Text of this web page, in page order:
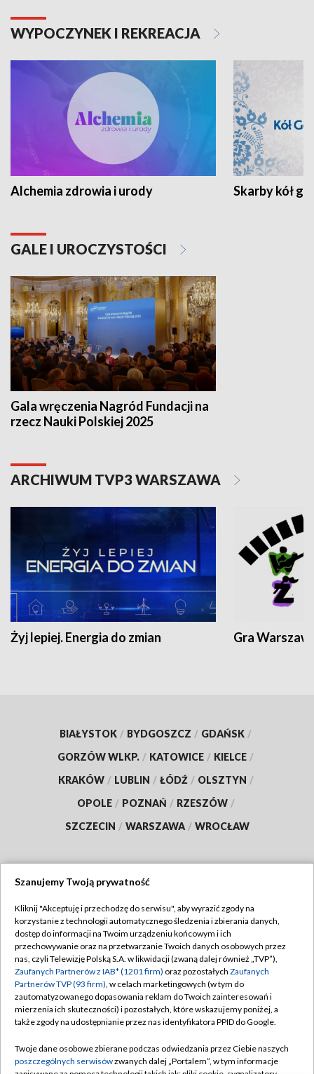
WYPOCZYNEK I REKREACJA
Alchemia zdrowia i urody Skarby kół
GALE I UROCZYSTOŚCI
Gala wręczenia Nagród Fundacji na
rzecz Nauki Polskiej 2025
ARCHIWUM TVP3 WARSZAWA
Żyj lepiej. Energia do zmian Gra
BIAŁYSTOK / BYDGOSZCZ / GDAŃSK /
GORZÓW WLKP. / KATOWICE / KIELCE /
KRAKÓW / LUBLIN / ŁÓDŹ / OLSZTYN /
OPOLE / POZNAŃ / RZESZÓW /
SZCZECIN / WARSZAWA / WROCŁAW
TVP
Abonament TVP
Emisja w TVP
Centrum informacji TVP
Naziemna Telewizja Cyfrowa
Rada Programowa
Regulamin TVP
Polityka prywatności
Moje zgody
Pomoc
Kontakt
Szanujemy Twoją prywatność
Kliknij "Akceptuję i przechodzę do serwisu", aby wyrazić zgody na
korzystanie z technologii automatycznego śledzenia i zbierania danych,
dostęp do informacji na Twoim urządzeniu końcowym i ich
przechowywanie oraz na przetwarzanie Twoich danych osobowych przez
nas, czyli Telewizję Polską S.A. w likwidacji (zwaną dalej również „TVP”),
Zaufanych Partnerów z IAB* (1201 firm) oraz pozostałych Zaufanych
Partnerów TVP (93 firm), w celach marketingowych (w tym do
zautomatyzowanego dopasowania reklam do Twoich zainteresowań i
mierzenia ich skuteczności) i pozostałych, które wskazujemy poniżej, a
także zgody na udostępnianie przez nas identyfikatora PPID do Google.
Twoje dane osobowe zbierane podczas odwiedzania przez Ciebie naszych
poszczególnych serwisówzwanych dalej „Portalem”, w tym informacje